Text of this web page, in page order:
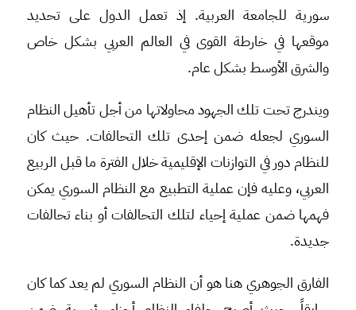
سورية للجامعة العربية. إذ تعمل الدول على تحديد
موقعها في خارطة القوى في العالم العربي بشكل خاص
والشرق الأوسط بشكل عام.
ويندرج تحت تلك الجهود محاولاتها من أجل تأهيل النظام
السوري لجعله ضمن إحدى تلك التحالفات. حيث كان
للنظام دور في التوازنات الإقليمية خلال الفترة ما قبل الربيع
العربي، وعليه فإن عملية التطبيع مع النظام السوري يمكن
فهمها ضمن عملية إحياء لتلك التحالفات أو بناء تحالفات
جديدة.
الفارق الجوهري هنا هو أن النظام السوري لم يعد كما كان